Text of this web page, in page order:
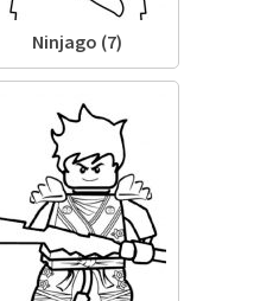
Ninjago (7)